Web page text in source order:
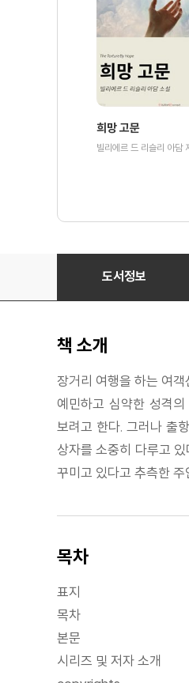
희망 고문
빌리에르 드 리슬리 아담
여객선 테러 음모
도서정보
책 소개
장거리 여행을 하는 여
예민하고 심약한 성격
보려고 한다. 그러나 출
상자를 소중히 다루고
꾸미고 있다고 추측한
목차
표지
목차
본문
시리즈 및 저자 소개